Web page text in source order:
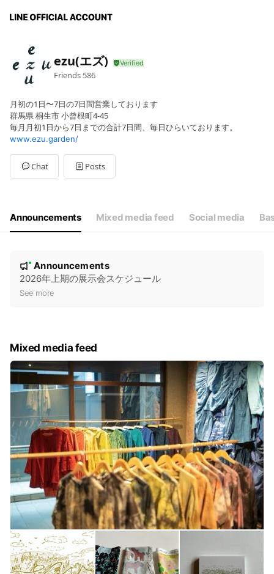
ezu(エズ)
Friends 586
月初の1日〜7日の7日間営業しております
群馬県 桐生市 小曾根町4-45
毎月月初1日から7日までの合計7日間、毎日ひらいております。
www.ezu.garden/
Chat Posts
Announcements Mixed media feed Social media
e
New
Announcements
2026年上期の展示会スケジュール
See more
Mixed media feed